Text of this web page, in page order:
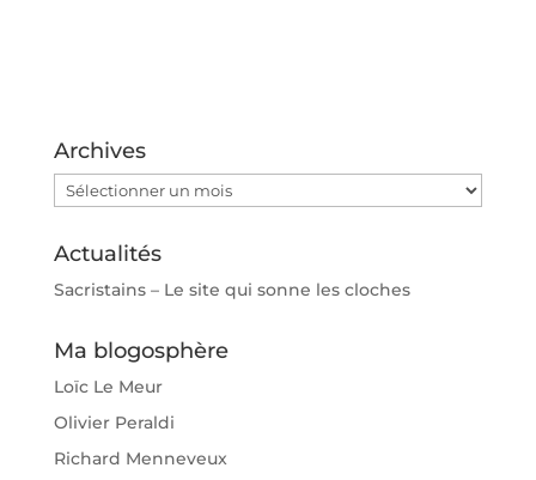
Archives
Archives
Actualités
Sacristains – Le site qui sonne les cloches
Ma blogosphère
Loïc Le Meur
Olivier Peraldi
Richard Menneveux